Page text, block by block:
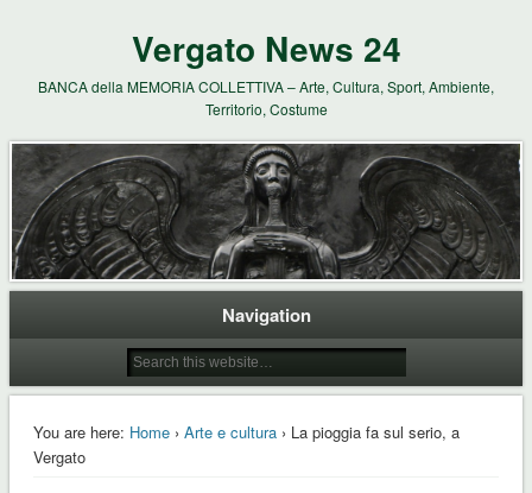
Vergato News 24
BANCA della MEMORIA COLLETTIVA – Arte, Cultura, Sport, Ambiente,
Territorio, Costume
Navigation
You are here: Home› Arte e cultura› La pioggia fa sul serio, a
Vergato